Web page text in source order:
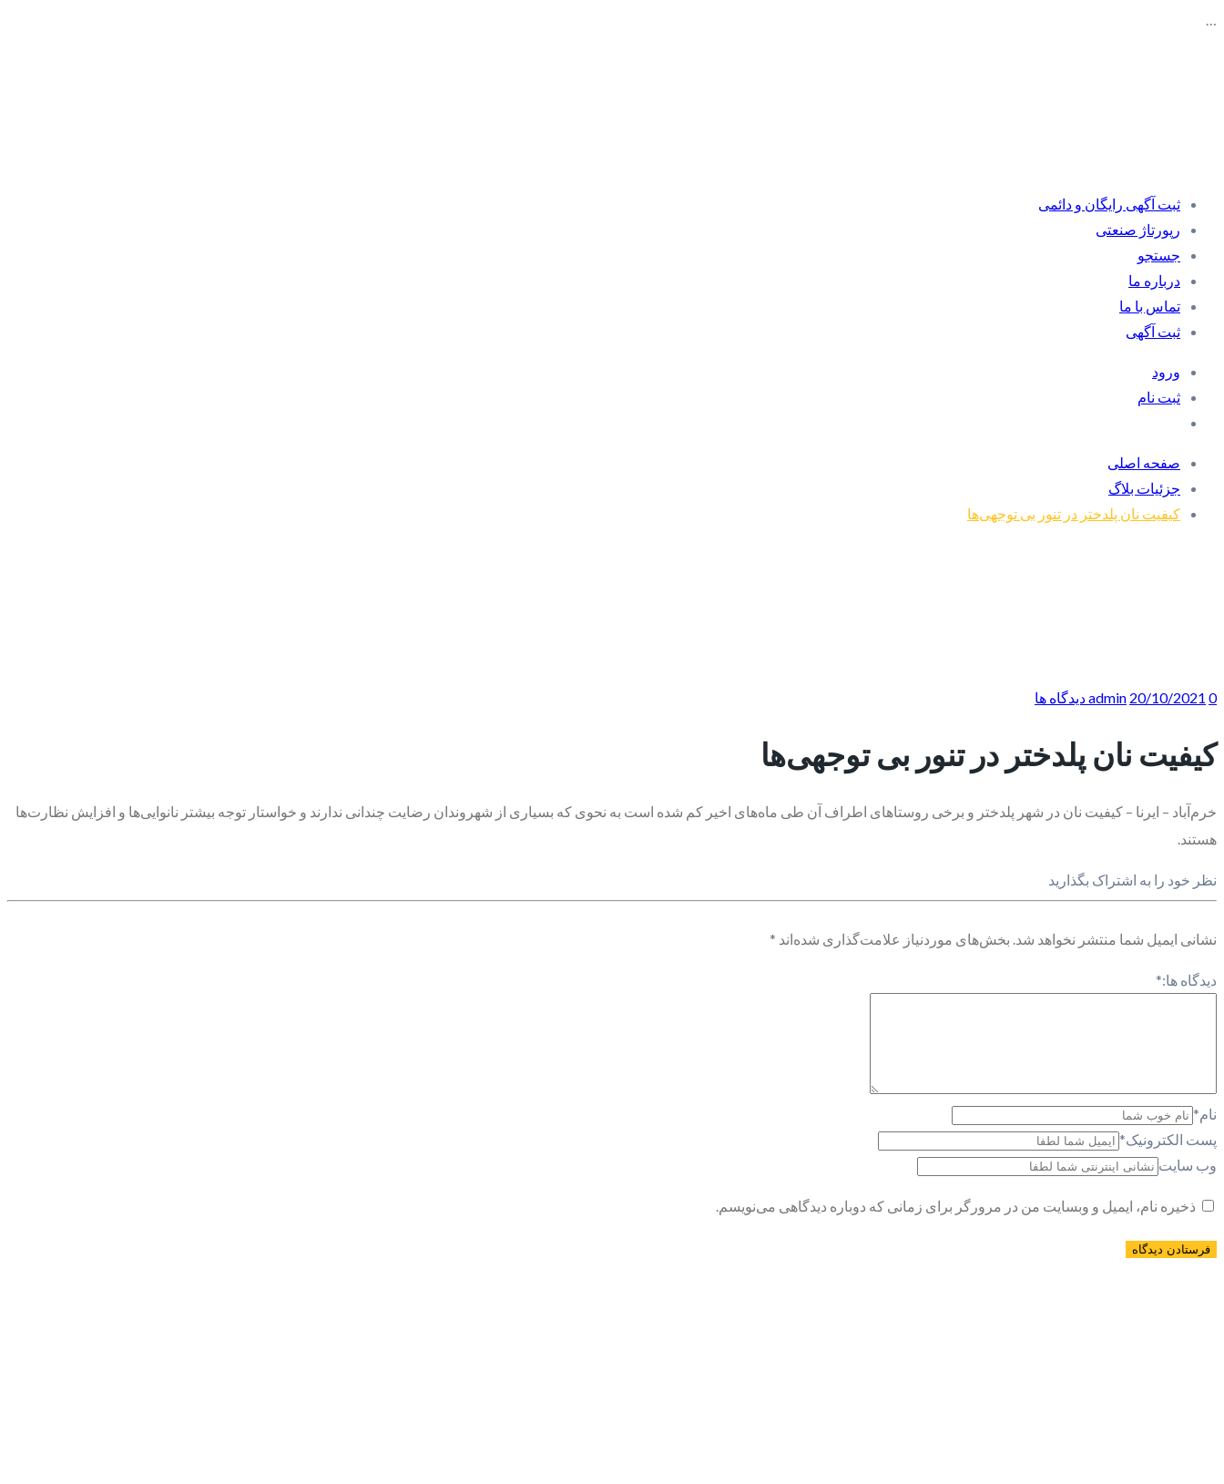
…
ثبت آگهی رایگان و دائمی
رپورتاژ صنعتی
جستجو
درباره ما
تماس با ما
ثبت آگهی
ورود
ثبت نام
صفحه اصلی
جزئیات بلاگ
کیفیت نان پلدختر در تنور بی توجهی‌ها
admin 20/10/2021 0 دیدگاه ها
کیفیت نان پلدختر در تنور بی توجهی‌ها
خرم‌آباد – ایرنا – کیفیت نان در شهر پلدختر و برخی روستاهای اطراف آن طی ماه‌های اخیر کم شده است به نحوی که بسیاری از شهروندان رضایت چندانی ندارند و خواستار توجه بیشتر نانوایی‌ها و افزایش نظارت‌ها
هستند.
نظر خود را به اشتراک بگذارید
نشانی ایمیل شما منتشر نخواهد شد. بخش‌های موردنیاز علامت‌گذاری شده‌اند *
دیدگاه ها:*
نام*
پست الکترونیک*
وب سایت
ذخیره نام، ایمیل و وبسایت من در مرورگر برای زمانی که دوباره دیدگاهی می‌نویسم.